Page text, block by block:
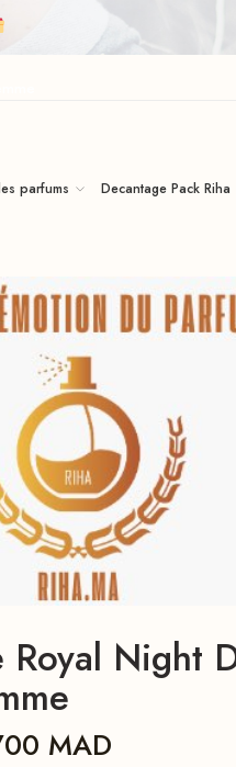
parfums Decantage Pack Riha
Royal Night
MAD